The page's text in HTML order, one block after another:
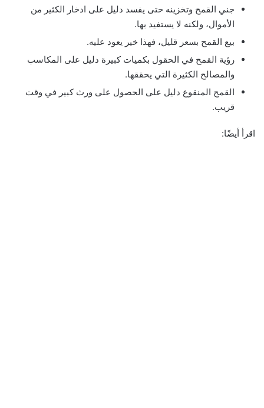
جني القمح وتخزينه حتى يفسد دليل على ادخار الكثير من
الأموال، ولكنه لا يستفيد بها.
بيع القمح بسعر قليل، فهذا خير يعود عليه.
رؤية القمح في الحقول بكميات كبيرة دليل على المكاسب
والمصالح الكثيرة التي يحققها.
القمح المنقوع دليل على الحصول على ورث كبير في وقت
قريب.
اقرأ أيضًا: